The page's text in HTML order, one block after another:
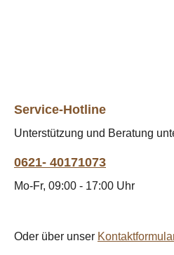
Service-Hotline
Unterstützung und Beratung
0621- 40171073
Mo-Fr, 09:00 - 17:00 Uhr
Oder über unser